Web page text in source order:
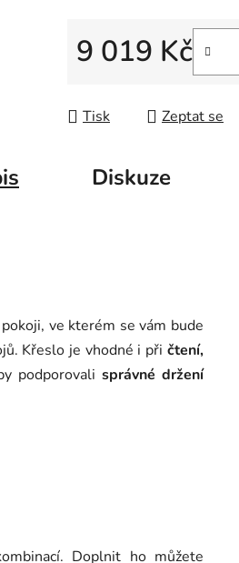
9 019 Kč
Tisk Zeptat se
Diskuze
ve kterém se vám bude
Křeslo je vhodné i při čtení,
podporovali správné držení
Doplnit ho můžete